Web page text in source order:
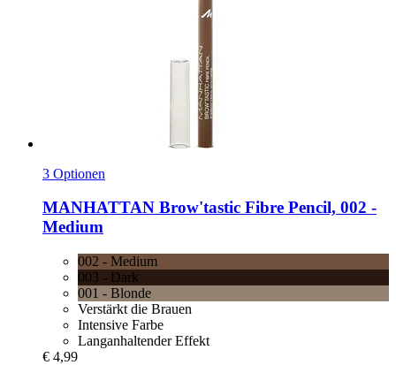
3 Optionen
MANHATTAN Brow'tastic Fibre Pencil, 002 -​
Medium
002 - Medium
003 - Dark
001 - Blonde
Verstärkt die Brauen
Intensive Farbe
Langanhaltender Effekt
€ 4,99